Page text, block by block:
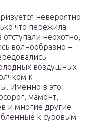
невероятно
что пережила
неохотно,
волнообразно –
воздушных
к
Именно в это
мамонт,
и многие другие
к суровым